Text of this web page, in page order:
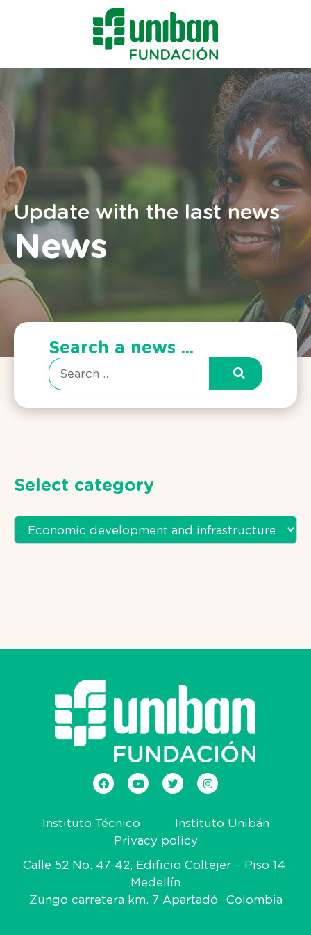
Update with the last news
News
Search a news ...
Select category
Instituto Técnico
Instituto Unibán
Privacy policy
Calle 52 No. 47-42, Edificio Coltejer – Piso 14.
Medellín
Zungo carretera km. 7 Apartadó -Colombia